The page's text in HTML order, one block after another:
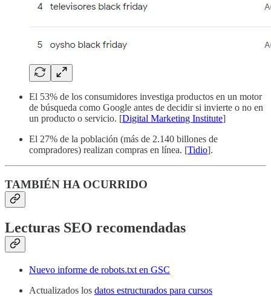
El 53% de los consumidores investiga productos en un motor
de búsqueda como Google antes de decidir si invierte o no en
un producto o servicio. [Digital Marketing Institute]
El 27% de la población (más de 2.140 billones de
compradores) realizan compras en línea. [Tidio].
TAMBIÉN HA OCURRIDO
Lecturas SEO recomendadas
Nuevo informe de robots.txt en GSC
Actualizados los datos estructurados para cursos